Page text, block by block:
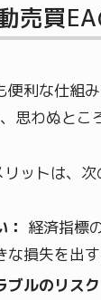
売買
便利な仕組
思わぬとこ
ットは、次
経済指標
損失を出す
ルのリスク